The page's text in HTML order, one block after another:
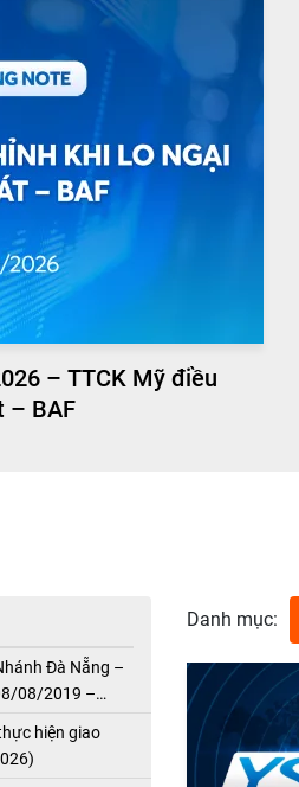
– TTCK Mỹ điều
– BAF
Đà Nẵng –
08/2019 –
hiện giao
Danh mục: